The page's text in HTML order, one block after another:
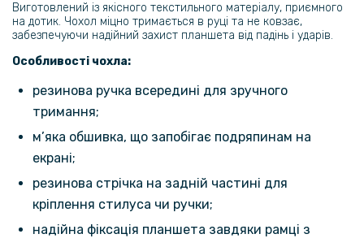
Виготовлений із якісного текстильного матеріалу, приємного
на дотик. Чохол міцно тримається в руці та не ковзає,
забезпечуючи надійний захист планшета від падінь і ударів.
Особливості чохла:
резинова ручка всередині для зручного
тримання;
м’яка обшивка, що запобігає подряпинам на
екрані;
резинова стрічка на задній частині для
кріплення стилуса чи ручки;
надійна фіксація планшета завдяки рамці з